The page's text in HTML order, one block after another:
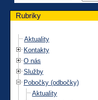
Rubriky
Aktuality
Kontakty
O nás
Služby
Pobočky (odbočky)
Aktuality